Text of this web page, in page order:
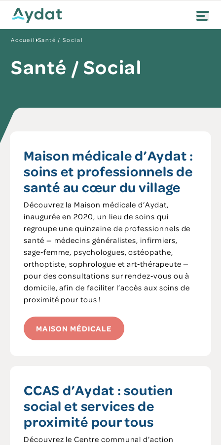
Accueil Santé / Social
Santé / Social
Maison médicale d’Aydat :
soins et professionnels de
santé au cœur du village
Découvrez la Maison médicale d’Aydat,
inaugurée en 2020, un lieu de soins qui
regroupe une quinzaine de professionnels de
santé — médecins généralistes, infirmiers,
sage‑femme, psychologues, ostéopathe,
orthoptiste, sophrologue et art‑thérapeute —
pour des consultations sur rendez‑vous ou à
domicile, afin de faciliter l’accès aux soins de
proximité pour tous !
MAISON MÉDICALE
CCAS d’Aydat : soutien
social et services de
proximité pour tous
Découvrez le Centre communal d’action